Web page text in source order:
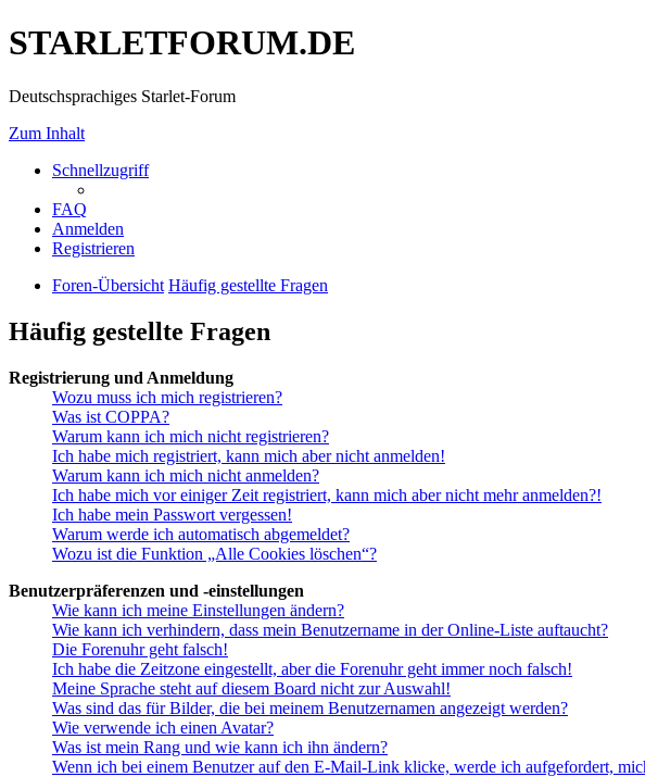
STARLETFORUM.DE
Deutschsprachiges Starlet-Forum
Zum Inhalt
Schnellzugriff
FAQ
Anmelden
Registrieren
Foren-Übersicht Häufig gestellte Fragen
Häufig gestellte Fragen
Registrierung und Anmeldung
Wozu muss ich mich registrieren?
Was ist COPPA?
Warum kann ich mich nicht registrieren?
Ich habe mich registriert, kann mich aber nicht anmelden!
Warum kann ich mich nicht anmelden?
Ich habe mich vor einiger Zeit registriert, kann mich aber nicht mehr anmelden?!
Ich habe mein Passwort vergessen!
Warum werde ich automatisch abgemeldet?
Wozu ist die Funktion „Alle Cookies löschen“?
Benutzerpräferenzen und -einstellungen
Wie kann ich meine Einstellungen ändern?
Wie kann ich verhindern, dass mein Benutzername in der Online-Liste auftaucht?
Die Forenuhr geht falsch!
Ich habe die Zeitzone eingestellt, aber die Forenuhr geht immer noch falsch!
Meine Sprache steht auf diesem Board nicht zur Auswahl!
Was sind das für Bilder, die bei meinem Benutzernamen angezeigt werden?
Wie verwende ich einen Avatar?
Was ist mein Rang und wie kann ich ihn ändern?
Wenn ich bei einem Benutzer auf den E-Mail-Link klicke, werde ich aufgefordert,